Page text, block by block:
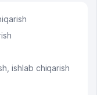
ishlab chiqarish